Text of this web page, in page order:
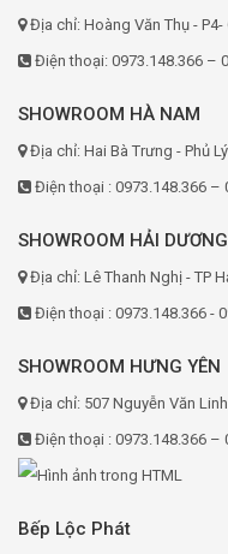
Địa chỉ: Hoàng Văn Thụ - P4-
Điện thoại: 0973.148.366 –
SHOWROOM HÀ NAM
Địa chỉ: Hai Bà Trưng - Phủ
Điện thoại : 0973.148.366 –
SHOWROOM HẢI DƯƠNG
Địa chỉ: Lê Thanh Nghị - TP
Điện thoại : 0973.148.366 -
SHOWROOM HƯNG YÊN
Địa chỉ: 507 Nguyễn Văn
Điện thoại : 0973.148.366 –
Bếp Lộc Phát